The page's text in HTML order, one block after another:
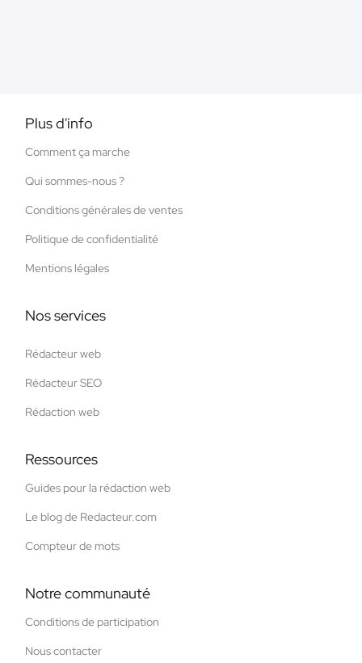
Plus d'info
Comment ça marche
Qui sommes-nous ?
Conditions générales de ventes
Politique de confidentialité
Mentions légales
Nos services
Rédacteur web
Rédacteur SEO
Rédaction web
Ressources
Guides pour la rédaction web
Le blog de Redacteur.com
Compteur de mots
Notre communauté
Conditions de participation
Nous contacter